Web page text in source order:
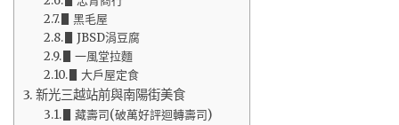
▋黑毛屋
▋JBSD涓豆腐
▋一風堂拉麵
▋大戶屋定食
新光三越站前與南陽街美食
▋藏壽司(破萬好評迴轉壽司)